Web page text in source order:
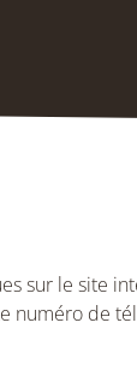
sur le site
numéro de